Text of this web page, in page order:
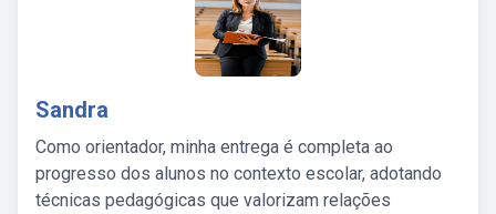
Sandra
Como orientador, minha entrega é completa ao
progresso dos alunos no contexto escolar, adotando
técnicas pedagógicas que valorizam relações